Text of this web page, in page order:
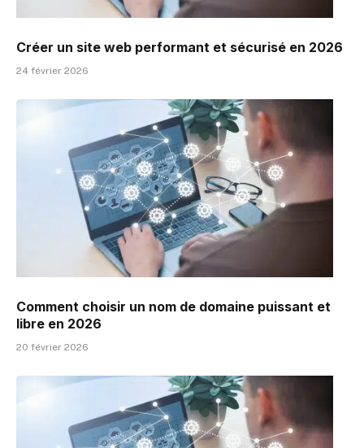
Créer un site web performant et sécurisé en 2026
24 février 2026
Comment choisir un nom de domaine puissant et
libre en 2026
20 février 2026